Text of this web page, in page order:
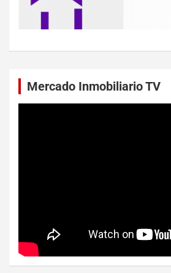
Mercado Inmobiliario TV